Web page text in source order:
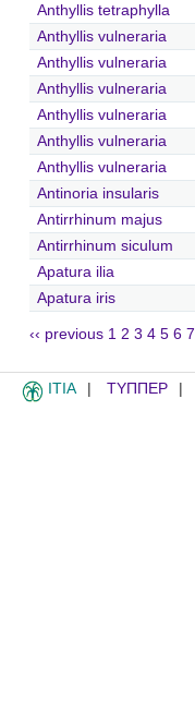
Anthyllis tetraphylla
Anthyllis vulneraria
Anthyllis vulneraria
Anthyllis vulneraria
Anthyllis vulneraria
Anthyllis vulneraria
Anthyllis vulneraria
Antinoria insularis
Antirrhinum majus
Antirrhinum siculum
Apatura ilia
Apatura iris
‹‹ previous 1 2 3 4 5 6 7
ITIA ΤΥΠΠΕΡ